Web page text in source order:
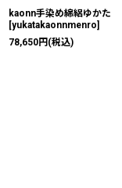
kaonn手染め綿絽ゆかた
[yukatakaonnmenro]
78,650円 (税込)